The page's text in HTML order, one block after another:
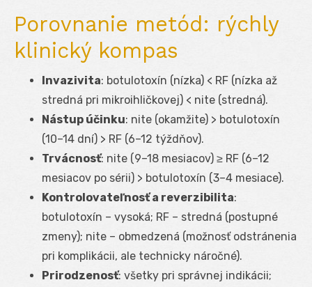
Porovnanie metód: rýchly
klinický kompas
Invazivita: botulotoxín (nízka) < RF (nízka až
stredná pri mikroihličkovej) < nite (stredná).
Nástup účinku: nite (okamžite) > botulotoxín
(10–14 dní) > RF (6–12 týždňov).
Trvácnosť: nite (9–18 mesiacov) ≥ RF (6–12
mesiacov po sérii) > botulotoxín (3–4 mesiace).
Kontrolovateľnosť a reverzibilita:
botulotoxín – vysoká; RF – stredná (postupné
zmeny); nite – obmedzená (možnosť odstránenia
pri komplikácii, ale technicky náročné).
Prirodzenosť: všetky pri správnej indikácii;